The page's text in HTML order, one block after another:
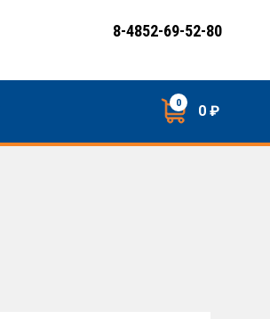
8-4852-69-52-80
0 0 ₽